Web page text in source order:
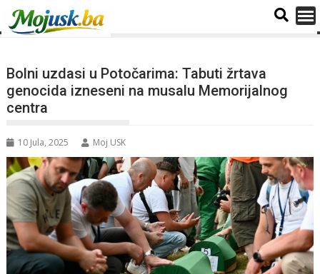
Bolni uzdasi u Potočarima: Tabuti žrtava
genocida izneseni na musalu Memorijalnog
centra
10 Jula, 2025 Moj USK